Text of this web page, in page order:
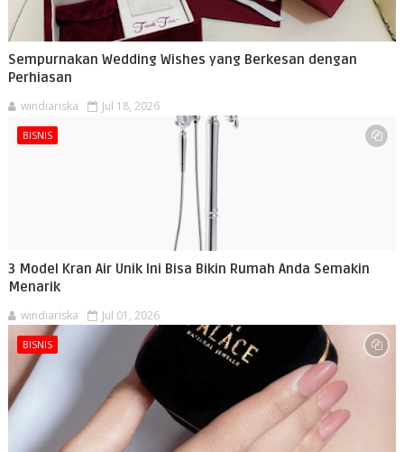
Sempurnakan Wedding Wishes yang Berkesan dengan
Perhiasan
windiariska Jul 18, 2026
BISNIS
3 Model Kran Air Unik Ini Bisa Bikin Rumah Anda Semakin
Menarik
windiariska Jul 01, 2026
BISNIS